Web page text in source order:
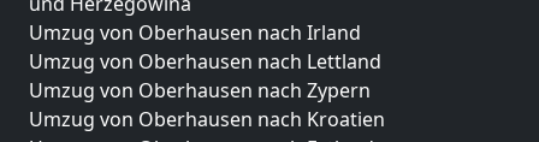
Umzug von Oberhausen nach Irland
Umzug von Oberhausen nach Lettland
Umzug von Oberhausen nach Zypern
Umzug von Oberhausen nach Kroatien